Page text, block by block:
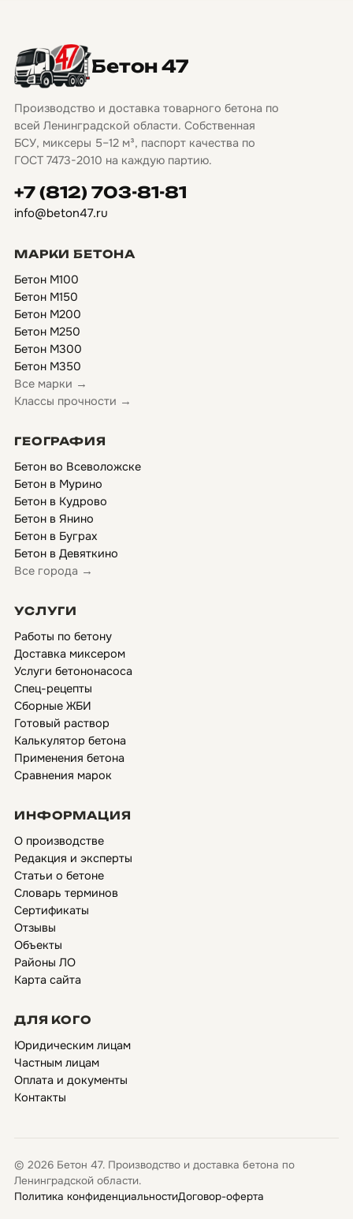
Бетон 47
Производство и доставка товарного бетона по
всей Ленинградской области. Собственная
БСУ, миксеры 5–12 м³, паспорт качества по
ГОСТ 7473-2010 на каждую партию.
+7 (812) 703-81-81
info@beton47.ru
МАРКИ БЕТОНА
Бетон М100
Бетон М150
Бетон М200
Бетон М250
Бетон М300
Бетон М350
Все марки →
Классы прочности →
ГЕОГРАФИЯ
Бетон во Всеволожске
Бетон в Мурино
Бетон в Кудрово
Бетон в Янино
Бетон в Буграх
Бетон в Девяткино
Все города →
УСЛУГИ
Работы по бетону
Доставка миксером
Услуги бетононасоса
Спец-рецепты
Сборные ЖБИ
Готовый раствор
Калькулятор бетона
Применения бетона
Сравнения марок
ИНФОРМАЦИЯ
О производстве
Редакция и эксперты
Статьи о бетоне
Словарь терминов
Сертификаты
Отзывы
Объекты
Районы ЛО
Карта сайта
ДЛЯ КОГО
Юридическим лицам
Частным лицам
Оплата и документы
Контакты
© 2026 Бетон 47. Производство и доставка бетона по
Ленинградской области.
Политика конфиденциальностиДоговор-оферта